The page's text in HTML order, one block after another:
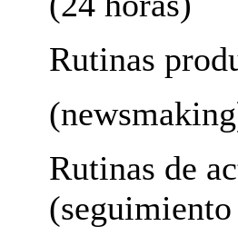
Rutinas
(newsmaking
Rutinas de